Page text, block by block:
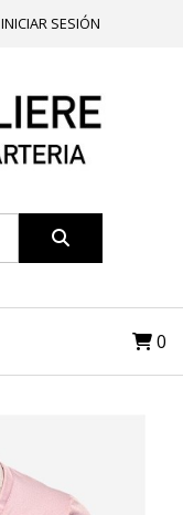
INICIAR SESIÓN
0